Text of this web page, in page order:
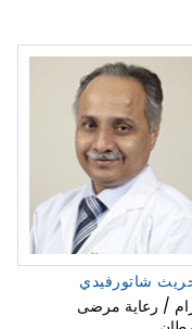
شاتورفيدي
/ رعاية مرضى